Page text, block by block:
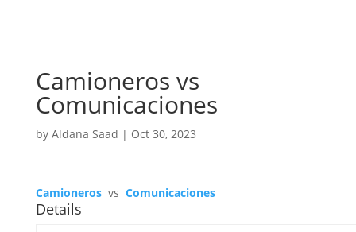
Camioneros vs
Comunicaciones
by Aldana Saad | Oct 30, 2023
Camioneros vs Comunicaciones
Details